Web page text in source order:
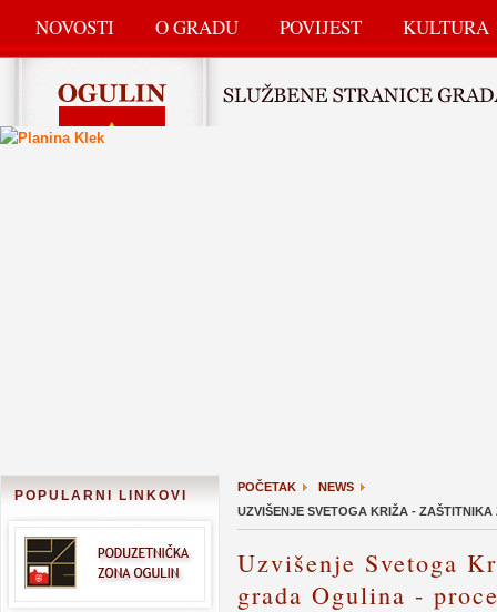
NOVOSTI O GRADU POVIJEST KULTURA
POPULARNI LINKOVI
POČETAK
NEWS
UZVIŠENJE SVETOGA KRIŽA -
Uzvišenje Svetoga
grada Ogulina -